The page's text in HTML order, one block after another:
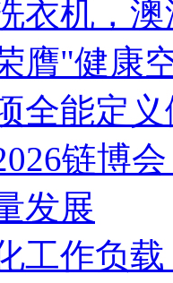
衣机，
膺"健康
全能定
链博
发展
工作负